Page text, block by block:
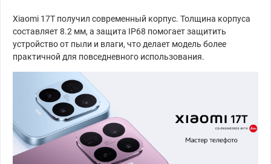
Xiaomi 17T получил современный корпус. Толщина корпуса
составляет 8.2 мм, а защита IP68 помогает защитить
устройство от пыли и влаги, что делает модель более
практичной для повседневного использования.